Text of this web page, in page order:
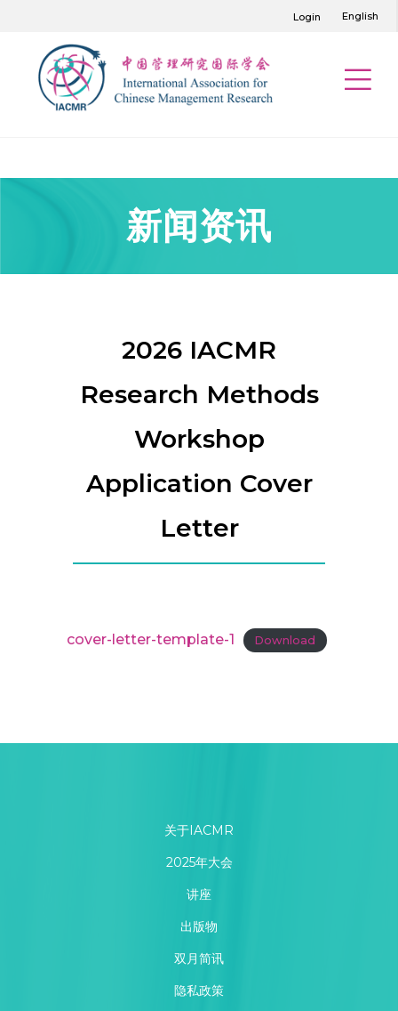
Login English
新闻资讯
2026 IACMR
Research Methods
Workshop
Application Cover
Letter
cover-letter-template-1 Download
关于IACMR
2025年大会
讲座
出版物
双月简讯
隐私政策